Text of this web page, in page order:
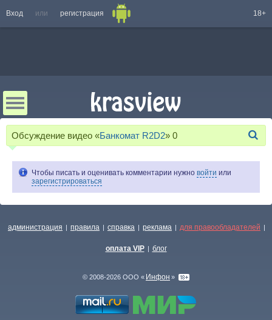
Вход или регистрация 18+
Обсуждение видео «Банкомат R2D2» 0
Чтобы писать и оценивать комментарии нужно войти или
зарегистрироваться
администрация | правила | справка | реклама | для правообладателей |
оплата VIP | блог
© 2008-2026 ООО « Инфон »